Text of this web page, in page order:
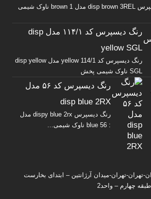
رنگ دیسپرس disp brown 3REL مدل brown 1 ناوک شیمی
رنگ دیسپرس کد ۱۱۴/۱ مدل disp
yellow SGL
رنگ دیسپرس کد yellow 114/1 مدل disp yellow
SGL ناوک شیمی پخش
رنگ دیسپرس کد ۵۶ مدل
disp blue 2RX
رنگ دیسپرس dispy blue 2rx مدل
: blue 56 ناوک شیمی…
تهران-تهران-میدان آرژانتین – ابتدای بخارست
چهارم – واحد2